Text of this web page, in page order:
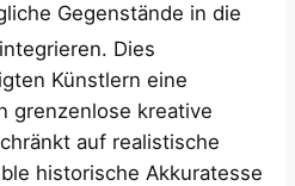
Gegenstände in die
Dies
Künstlern eine
grenzenlose kreative
auf realistische
historische Akkuratesse